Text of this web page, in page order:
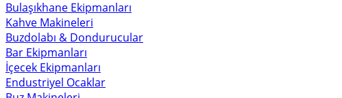
Bulaşıkhane Ekipmanları
Kahve Makineleri
Buzdolabı & Dondurucular
Bar Ekipmanları
İçecek Ekipmanları
Endustriyel Ocaklar